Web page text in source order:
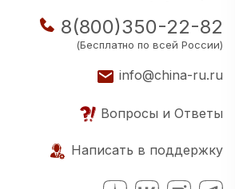
8(800)350-22-82
(Бесплатно по всей России)
info@china-ru.ru
Вопросы и Ответы
Написать в поддержку